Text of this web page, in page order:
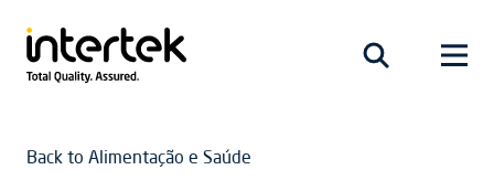
Back to Alimentação e Saúde